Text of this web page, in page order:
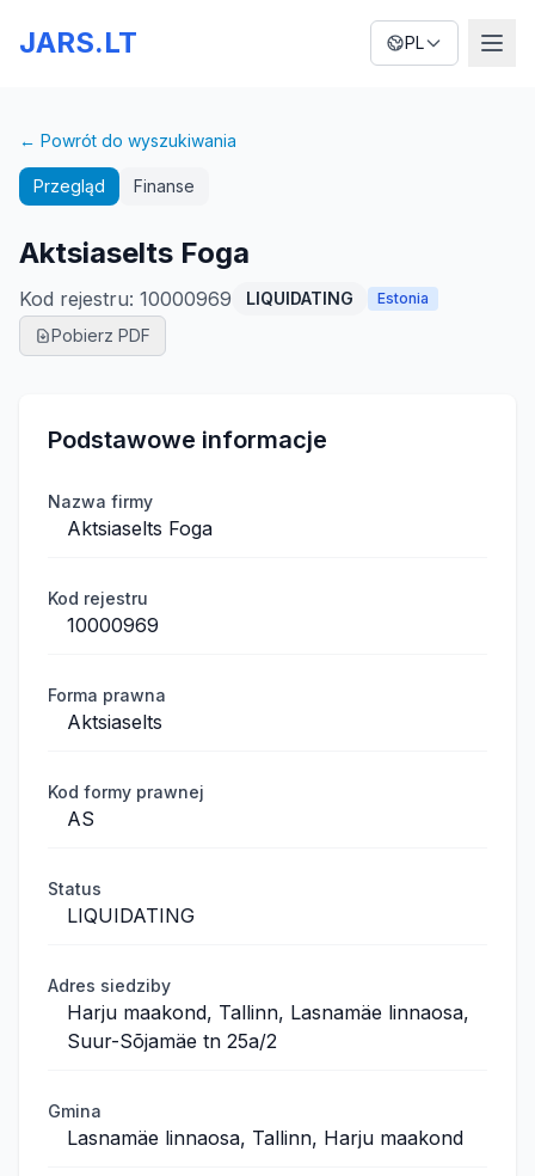
JARS.LT PL
← Powrót do wyszukiwania
Przegląd Finanse
Aktsiaselts Foga
Kod rejestru: 10000969 LIQUIDATING Estonia
Pobierz PDF
Podstawowe informacje
Nazwa firmy
Aktsiaselts Foga
Kod rejestru
10000969
Forma prawna
Aktsiaselts
Kod formy prawnej
AS
Status
LIQUIDATING
Adres siedziby
Harju maakond, Tallinn, Lasnamäe linnaosa,
Suur-Sõjamäe tn 25a/2
Gmina
Lasnamäe linnaosa, Tallinn, Harju maakond